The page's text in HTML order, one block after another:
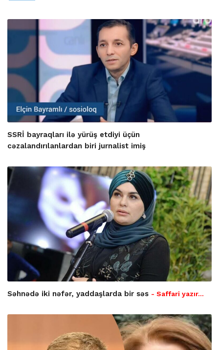
SSRİ bayraqları ilə yürüş etdiyi üçün
cəzalandırılanlardan biri jurnalist imiş
Səhnədə iki nəfər, yaddaşlarda bir səs - Saffari yazır…